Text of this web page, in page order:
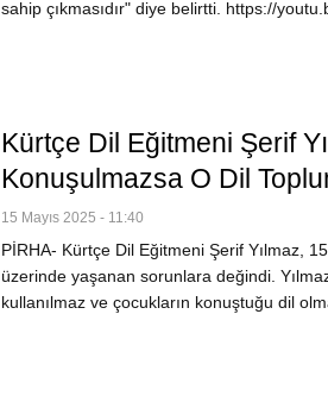
sahip çıkmasıdır" diye belirtti. https://
Kürtçe Dil Eğitmeni Şerif
Konuşulmazsa O Dil
15 Mayıs 2025 - 11:40
PİRHA- Kürtçe Dil Eğitmeni Şerif Yılmaz,
üzerinde yaşanan sorunlara değindi.
kullanılmaz ve çocukların konuştuğu dil